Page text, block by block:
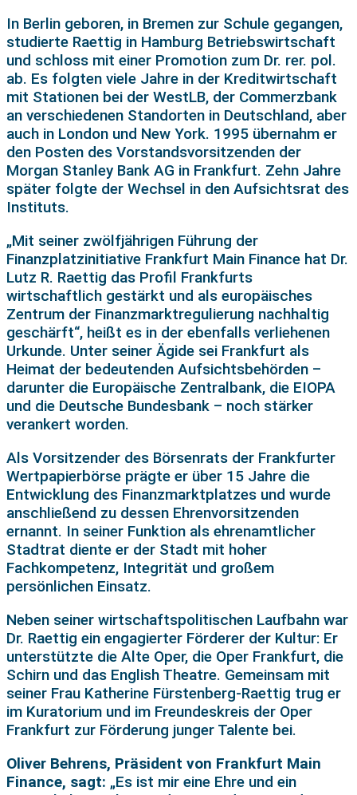
In Berlin geboren, in Bremen zur Schule gegangen,
studierte Raettig in Hamburg Betriebswirtschaft
und schloss mit einer Promotion zum Dr. rer. pol.
ab. Es folgten viele Jahre in der Kreditwirtschaft
mit Stationen bei der WestLB, der Commerzbank
an verschiedenen Standorten in Deutschland, aber
auch in London und New York. 1995 übernahm er
den Posten des Vorstandsvorsitzenden der
Morgan Stanley Bank AG in Frankfurt. Zehn Jahre
später folgte der Wechsel in den Aufsichtsrat des
Instituts.
„Mit seiner zwölfjährigen Führung der
Finanzplatzinitiative Frankfurt Main Finance hat Dr.
Lutz R. Raettig das Profil Frankfurts
wirtschaftlich gestärkt und als europäisches
Zentrum der Finanzmarktregulierung nachhaltig
geschärft“, heißt es in der ebenfalls verliehenen
Urkunde. Unter seiner Ägide sei Frankfurt als
Heimat der bedeutenden Aufsichtsbehörden –
darunter die Europäische Zentralbank, die EIOPA
und die Deutsche Bundesbank – noch stärker
verankert worden.
Als Vorsitzender des Börsenrats der Frankfurter
Wertpapierbörse prägte er über 15 Jahre die
Entwicklung des Finanzmarktplatzes und wurde
anschließend zu dessen Ehrenvorsitzenden
ernannt. In seiner Funktion als ehrenamtlicher
Stadtrat diente er der Stadt mit hoher
Fachkompetenz, Integrität und großem
persönlichen Einsatz.
Neben seiner wirtschaftspolitischen Laufbahn war
Dr. Raettig ein engagierter Förderer der Kultur: Er
unterstützte die Alte Oper, die Oper Frankfurt, die
Schirn und das English Theatre. Gemeinsam mit
seiner Frau Katherine Fürstenberg-Raettig trug er
im Kuratorium und im Freundeskreis der Oper
Frankfurt zur Förderung junger Talente bei.
Oliver Behrens, Präsident von Frankfurt Main
Finance, sagt: „Es ist mir eine Ehre und ein